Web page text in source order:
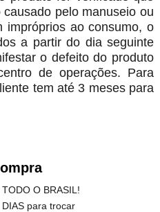
pelo manuseio ou
impróprios ao consumo, o
a partir do dia seguinte
o defeito do produto
de operações. Para
tem até 3 meses para
O BRASIL!
para trocar